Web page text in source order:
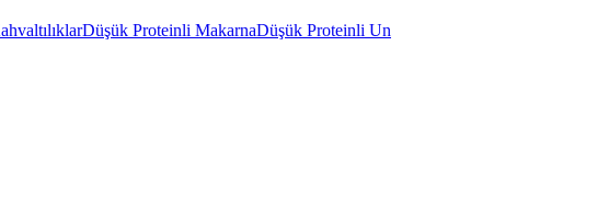
Düşük Proteinli MakarnaDüşük Proteinli Un